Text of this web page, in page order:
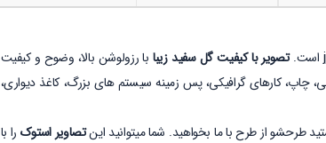
تصویر با کیفیت گل سفید زیبا با رزولوشن بالا، وضوح و کیفیت
چاپ، کارهای گرافیکی، پس زمینه سیستم های بزرگ، کاغذ دیواری،
طرحشو از طرح با ما بخواهید. شما میتوانید اینتصاویر استوک را با